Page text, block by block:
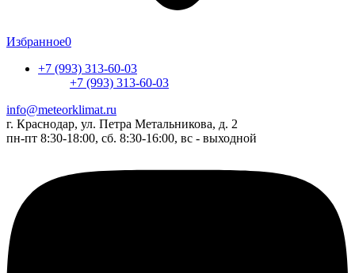
Избранное0
+7 (993) 313-60-03
+7 (993) 313-60-03
info@meteorklimat.ru
г. Краснодар, ул. Петра Метальникова, д. 2
пн-пт 8:30-18:00, сб. 8:30-16:00, вс - выходной